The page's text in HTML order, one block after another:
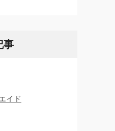
事
イド